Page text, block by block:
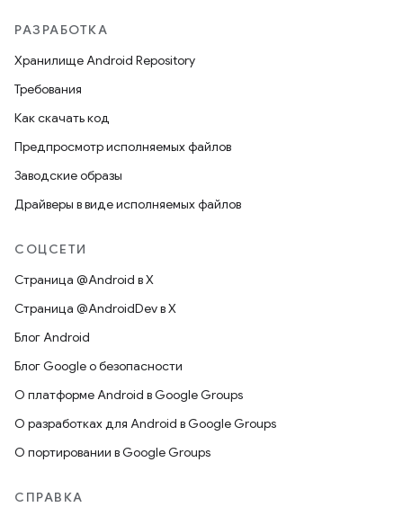
РАЗРАБОТКА
Хранилище Android Repository
Требования
Как скачать код
Предпросмотр исполняемых файлов
Заводские образы
Драйверы в виде исполняемых файлов
СОЦСЕТИ
Страница @Android в X
Страница @AndroidDev в X
Блог Android
Блог Google о безопасности
О платформе Android в Google Groups
О разработках для Android в Google Groups
О портировании в Google Groups
СПРАВКА